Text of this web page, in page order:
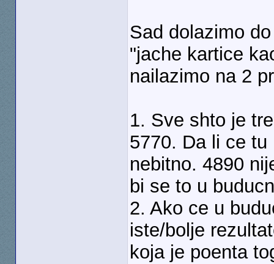
Sad dolazimo
"jache kartice
nailazimo na 2
1. Sve shto je
5770. Da li ce
nebitno. 4890
bi se to u
2. Ako ce u
iste/bolje
koja je poenta